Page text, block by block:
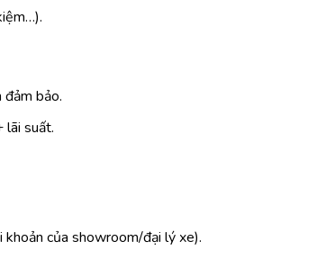
bảo.
lãi suất.
của showroom/đại lý xe).